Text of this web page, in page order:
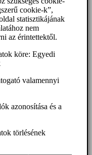
cookie-k”,
statisztikájának
nem
az érintettektől.
köre: Egyedi
valamennyi
azonosítása és a
törlésének